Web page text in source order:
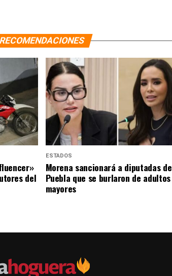
RECOMENDACIONES
del
ESTADOS
Morena sancionará a diputadas de
Puebla que se burlaron de adultos
mayores